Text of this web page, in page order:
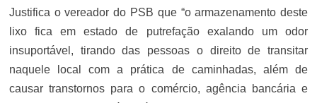
Justifica o vereador do PSB que “o armazenamento deste
lixo fica em estado de putrefação exalando um odor
insuportável, tirando das pessoas o direito de transitar
naquele local com a prática de caminhadas, além de
causar transtornos para o comércio, agência bancária e